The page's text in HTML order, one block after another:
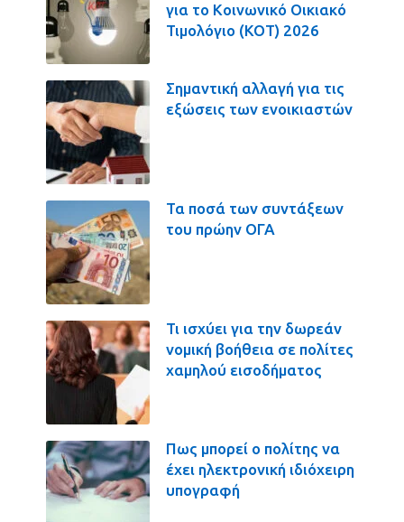
για το Κοινωνικό Οικιακό
Τιμολόγιο (ΚΟΤ) 2026
Σημαντική αλλαγή για τις
εξώσεις των ενοικιαστών
Τα ποσά των συντάξεων
του πρώην ΟΓΑ
Τι ισχύει για την δωρεάν
νομική βοήθεια σε πολίτες
χαμηλού εισοδήματος
Πως μπορεί ο πολίτης να
έχει ηλεκτρονική ιδιόχειρη
υπογραφή